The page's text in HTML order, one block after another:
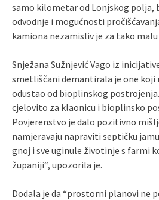
samo kilometar od Lonjskog polja,
odvodnje i mogućnosti
kamiona nezamisliv je za tako malu
Snježana Sužnjević Vago iz
smetliščani demantirala je one koji
odustao od bioplinskog
cjelovito za klaonicu i bioplinsko
Povjerenstvo je dalo pozitivno
namjeravaju napraviti septičku
gnoj i sve uginule životinje s farmi
županiji“, upozorila je.
Dodala je da “prostorni planovi ne